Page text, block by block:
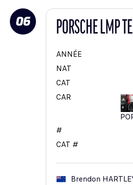
06 PORSCHE LMP
ANNÉE
NAT
CAT
CAR
#
CAT #
Brendon